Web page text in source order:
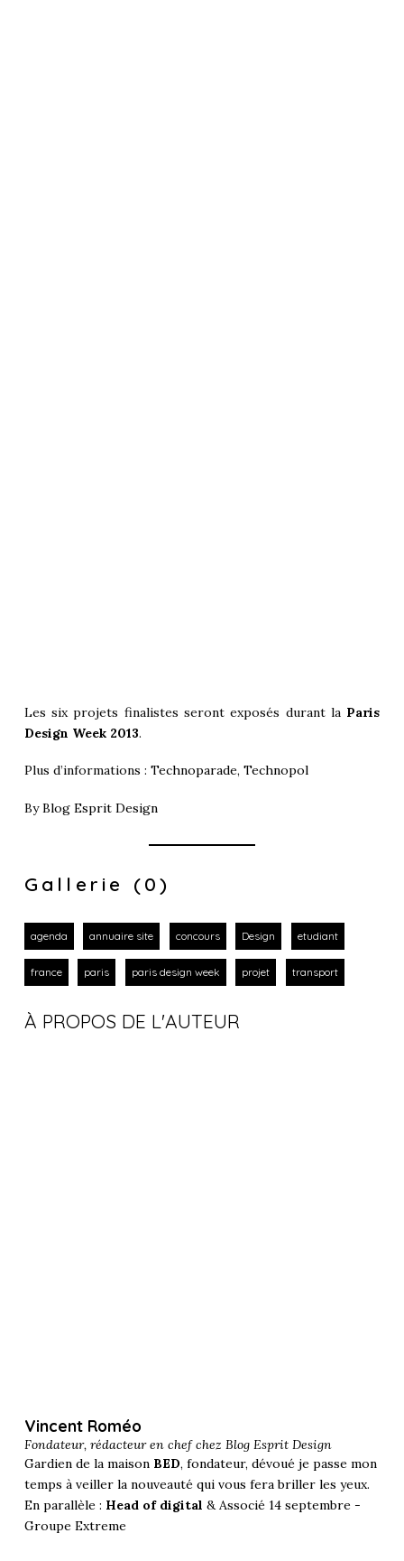
Les six projets finalistes seront exposés durant la Paris
Design Week 2013.
Plus d’informations : Technoparade, Technopol
ByBlog Esprit Design
Gallerie (0)
agenda annuaire site concours Design etudiant
france paris paris design week projet transport
À PROPOS DE L'AUTEUR
Vincent Roméo
Fondateur, rédacteur en chef chez Blog Esprit Design
Gardien de la maison BED, fondateur, dévoué je passe mon
temps à veiller la nouveauté qui vous fera briller les yeux.
En parallèle : Head of digital & Associé 14 septembre -
Groupe Extreme